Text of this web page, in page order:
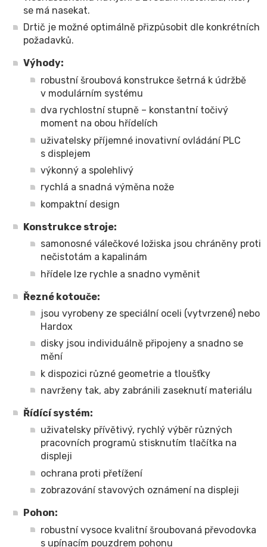
se má nasekat.
Drtič je možné optimálně přizpůsobit dle konkrétních
požadavků.
Výhody:
robustní šroubová konstrukce šetrná k údržbě
v modulárním systému
dva rychlostní stupně – konstantní točivý
moment na obou hřídelích
uživatelsky příjemné inovativní ovládání PLC
s displejem
výkonný a spolehlivý
rychlá a snadná výměna nože
kompaktní design
Konstrukce stroje:
samonosné válečkové ložiska jsou chráněny proti
nečistotám a kapalinám
hřídele lze rychle a snadno vyměnit
Řezné kotouče:
jsou vyrobeny ze speciální oceli (vytvrzené) nebo
Hardox
disky jsou individuálně připojeny a snadno se
mění
k dispozici různé geometrie a tloušťky
navrženy tak, aby zabránili zaseknutí materiálu
Řídící systém:
uživatelsky přívětivý, rychlý výběr různých
pracovních programů stisknutím tlačítka na
displeji
ochrana proti přetížení
zobrazování stavových oznámení na displeji
Pohon:
robustní vysoce kvalitní šroubovaná převodovka
s upínacím pouzdrem pohonu